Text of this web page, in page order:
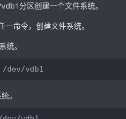
分区创建一个文件系统。
命令，创建文件系统。
统。
vdb1
。